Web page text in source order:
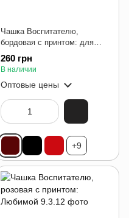
Чашка Воспитателю,
бордовая с принтом: для
воспитателя
260 грн
В наличии
Оптовые цены
+9